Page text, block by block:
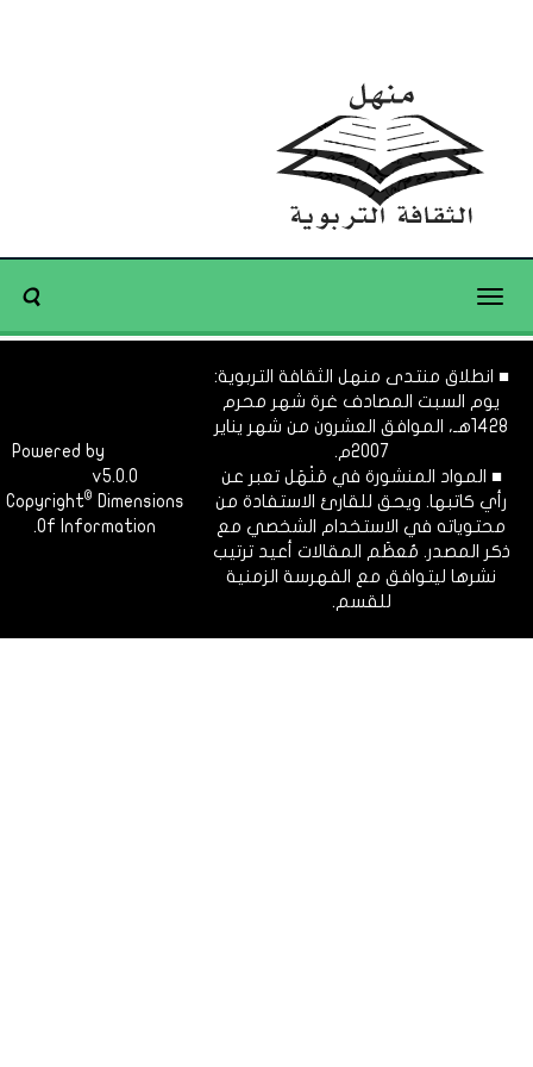
Toggle
■ انطلاق منتدى منهل الثقافة التربوية:
يوم السبت المصادف غرة شهر محرم
1428هـ، الموافق العشرون من شهر يناير
2007م.
■ المواد المنشورة في مَنْهَل تعبر عن
رأي كاتبها. ويحق للقارئ الاستفادة من
محتوياته في الاستخدام الشخصي مع
ذكر المصدر. مُعظَم المقالات أعيد ترتيب
نشرها ليتوافق مع الفهرسة الزمنية
للقسم.
Powered by
v5.0.0
Copyright©
Dimensions
Of Information.